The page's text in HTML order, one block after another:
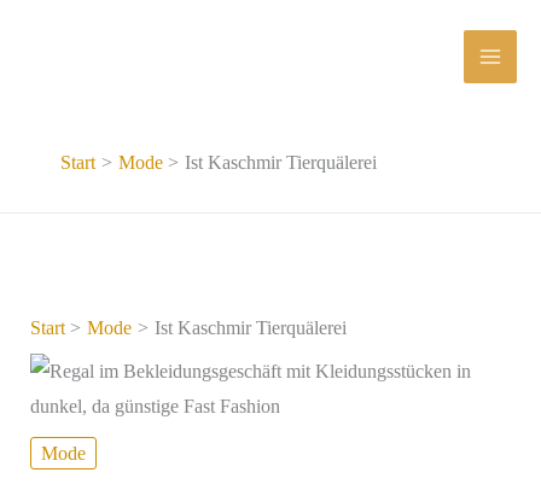
Start Mode Ist Kaschmir Tierquälerei
Start Mode Ist Kaschmir Tierquälerei
Mode